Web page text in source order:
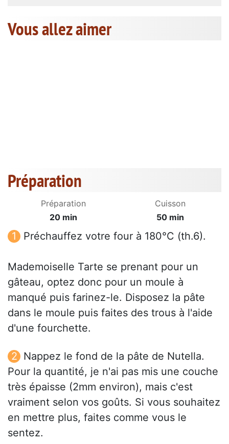
Vous allez aimer
Préparation
Préparation
20 min
Cuisson
50 min
Préchauffez votre four à 180°C (th.6).
Mademoiselle Tarte se prenant pour un
gâteau, optez donc pour un moule à
manqué puis farinez-le. Disposez la pâte
dans le moule puis faites des trous à l'aide
d'une fourchette.
Nappez le fond de la pâte de Nutella.
Pour la quantité, je n'ai pas mis une couche
très épaisse (2mm environ), mais c'est
vraiment selon vos goûts. Si vous souhaitez
en mettre plus, faites comme vous le
sentez.